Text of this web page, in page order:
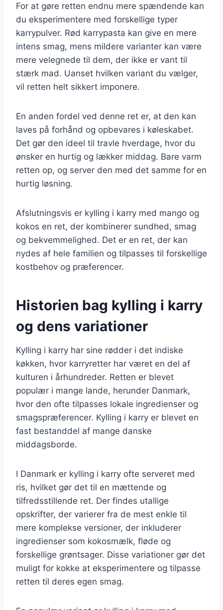
For at gøre retten endnu mere spændende kan
du eksperimentere med forskellige typer
karrypulver. Rød karrypasta kan give en mere
intens smag, mens mildere varianter kan være
mere velegnede til dem, der ikke er vant til
stærk mad. Uanset hvilken variant du vælger,
vil retten helt sikkert imponere.
En anden fordel ved denne ret er, at den kan
laves på forhånd og opbevares i køleskabet.
Det gør den ideel til travle hverdage, hvor du
ønsker en hurtig og lækker middag. Bare varm
retten op, og server den med det samme for en
hurtig løsning.
Afslutningsvis er kylling i karry med mango og
kokos en ret, der kombinerer sundhed, smag
og bekvemmelighed. Det er en ret, der kan
nydes af hele familien og tilpasses til forskellige
kostbehov og præferencer.
Historien bag kylling i karry
og dens variationer
Kylling i karry har sine rødder i det indiske
køkken, hvor karryretter har været en del af
kulturen i århundreder. Retten er blevet
populær i mange lande, herunder Danmark,
hvor den ofte tilpasses lokale ingredienser og
smagspræferencer. Kylling i karry er blevet en
fast bestanddel af mange danske
middagsborde.
I Danmark er kylling i karry ofte serveret med
ris, hvilket gør det til en mættende og
tilfredsstillende ret. Der findes utallige
opskrifter, der varierer fra de mest enkle til
mere komplekse versioner, der inkluderer
ingredienser som kokosmælk, fløde og
forskellige grøntsager. Disse variationer gør det
muligt for kokke at eksperimentere og tilpasse
retten til deres egen smag.